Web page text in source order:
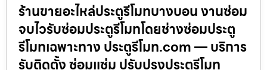
ร้านขายอะไหล่ประตูรีโมทบางบอน งานซ่อม
จบไวรับซ่อมประตูรีโมทโดยช่างซ่อมประตู
รีโมทเฉพาะทาง ประตูรีโมท.com — บริการ
รับติดตั้ง ซ่อมแซ่ม ปรับปรุงประตูรีโมท